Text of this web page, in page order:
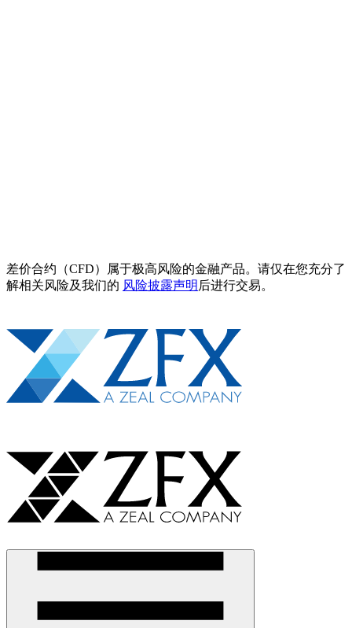
差价合约（CFD）属于极高风险的金融产品。请仅在您充分了
解相关风险及我们的 风险披露声明 后进行交易。